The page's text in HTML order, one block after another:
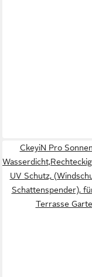
CkeyiN Pro
UV Schutz,
Schattenspender),
Terrasse